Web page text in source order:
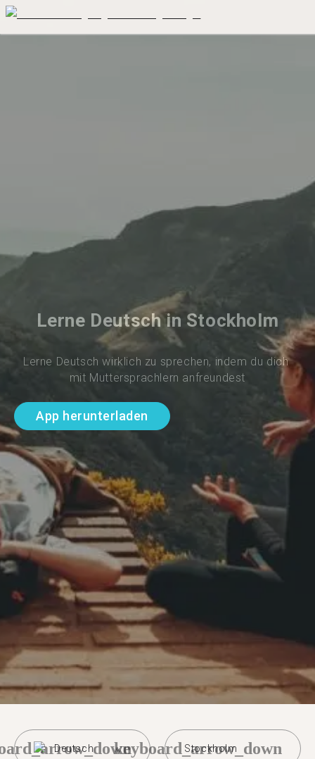
Lerne Deutsch in Stockholm
Lerne Deutsch wirklich zu sprechen, indem du dich
mit Muttersprachlern anfreundest
App herunterladen
Deutsch Stockholm
keyboard_arrow_down